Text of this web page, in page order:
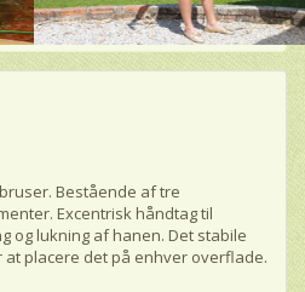
Bestående af tre
Excentrisk håndtag til
og lukning af hanen. Det stabile
at placere det på enhver overflade.